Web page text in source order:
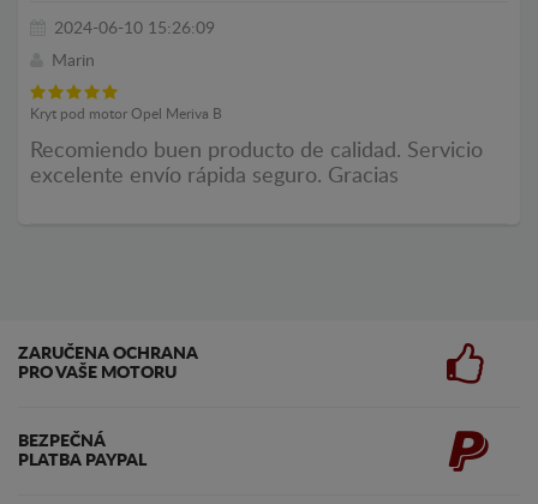
2024-06-10 15:26:09
Marin
Kryt pod motor Opel Meriva B
Recomiendo buen producto de calidad. Servicio
excelente envío rápida seguro. Gracias
ZARUČENA OCHRANA
PRO VAŠE MOTORU
BEZPEČNÁ
PLATBA PAYPAL